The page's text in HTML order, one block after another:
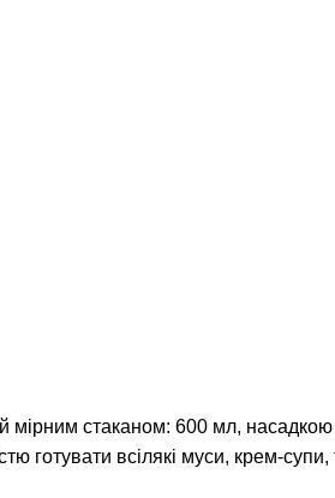
стаканом: 600 мл, насадкою
готувати всілякі муси, крем-